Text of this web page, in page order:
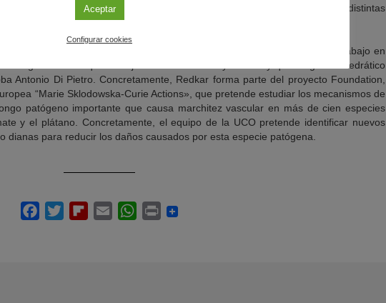
blanca permitirá diseñar nuevas estratégicas de mejora genética de distintas
básica con claras aplicaciones biotecnológicas. Una línea de trabajo en
en el que trabaja actualmente Amey Redkar y que dirige el catedrático
Antonio Di Pietro. Concretamente, Redkar forma parte del proyecto Foundation,
“Marie Sklodowska-Curie Actions», que pretende estudiar los mecanismos de
patógeno importante que causa marchitez vascular en más de cien especies
y el plátano. Concretamente, el equipo de la UCO pretende identificar nuevos
dianas para reducir los daños causados por esta especie patógena.
Aceptar
Configurar cookies